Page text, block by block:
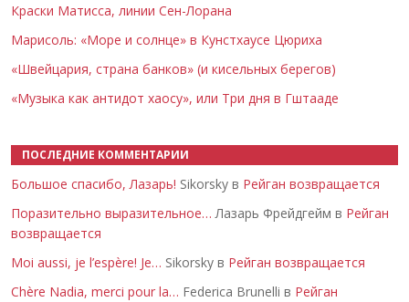
Краски Матисса, линии Сен-Лорана
Марисоль: «Море и солнце» в Кунстхаусе Цюриха
«Швейцария, страна банков» (и кисельных берегов)
«Музыка как антидот хаосу», или Три дня в Гштааде
ПОСЛЕДНИЕ КОММЕНТАРИИ
Большое спасибо, Лазарь! Sikorsky в Рейган возвращается
Поразительно выразительное… Лазарь Фрейдгейм в Рейган
возвращается
Moi aussi, je l’espère! Je… Sikorsky в Рейган возвращается
Chère Nadia, merci pour la… Federica Brunelli в Рейган